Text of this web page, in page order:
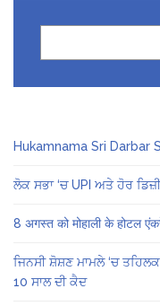
Hukamnama Sri Darbar
ਲੋਕ ਸਭਾ ‘ਚ UPI ਅਤੇ ਹੋਰ
8 अगस्त को मोहाली के होटल
ਜਿਨਸੀ ਸ਼ੋਸ਼ਣ ਮਾਮਲੇ ‘ਚ
10 ਸਾਲ ਦੀ ਕੈਦ